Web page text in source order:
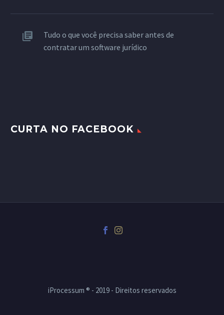
Tudo o que você precisa saber antes de
contratar um software jurídico
CURTA NO FACEBOOK
iProcessum ® - 2019 - Direitos reservados